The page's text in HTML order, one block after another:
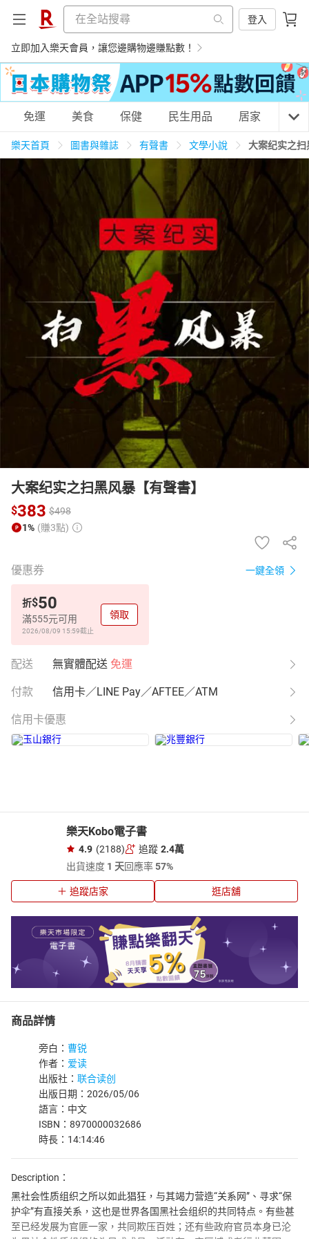
登入
立即加入樂天會員，讓您邊購物邊賺點數！
購物網分類
美食蛋糕 養生保健
居家生活 3C家電 運動休閒 親子玩具
女裝 男裝 化妝保養 情趣用品
日本購物 電子/紙本書
HOT
免運 美食 保健 民生用品 居家 3C
樂天首頁 圖書與雜誌 有聲書 文學小說 大案纪实之
大案纪实之扫黑风暴【有聲書】
$383 $498
1% (賺3點)
優惠券 一鍵全領
折$50
滿555元可用
2026/08/09 15:59截止
領取
配送 無實體配送 免運
付款 信用卡／LINE Pay／AFTEE／ATM
信用卡優惠
樂天Kobo電子書
4.9 (2188) 追蹤 2.4萬
出貨速度 1 天回應率57%
追蹤店家 逛店舖
商品詳情
旁白： 曹锐
作者： 爱读
出版社： 联合读创
出版日期：2026/05/06
語言：中文
ISBN：8970000032686
時長：14:14:46
Description：
黑社会性质组织之所以如此猖狂，与其竭力营造“关系网”、寻求“保
护伞”有直接关系，这也是世界各国黑社会组织的共同特点。有些甚
至已经发展为官匪一家，共同欺压百姓；还有些政府官员本身已沦